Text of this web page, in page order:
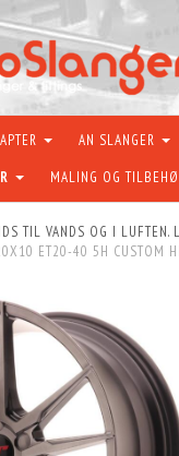
AN SLANGER
MALING OG
TIL VANDS OG I LUFTEN.
ET20-40 5H CUSTOM